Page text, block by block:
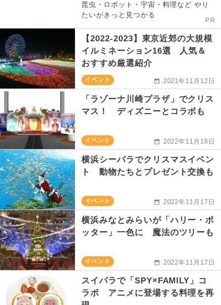
昆虫・ロボット・宇宙・料理など やり
たいがきっと見つかる
PR
【2022-2023】東京近郊の大規模
イルミネーション16選 人気＆
おすすめ厳選紹介
イベント 2021年11月12日
「ラゾーナ川崎プラザ」でクリス
マス！ ディズニーとコラボも
イベント 2022年11月18日
横浜シーパラでクリスマスイベン
ト 動物たちとプレゼント交換も
イベント 2022年11月17日
横浜みなとみらいが「ハリー・ポ
ッター」一色に 魔法のツリーも
イベント 2022年11月17日
スイパラで「SPY×FAMILY」コ
ラボ アニメに登場する料理を再